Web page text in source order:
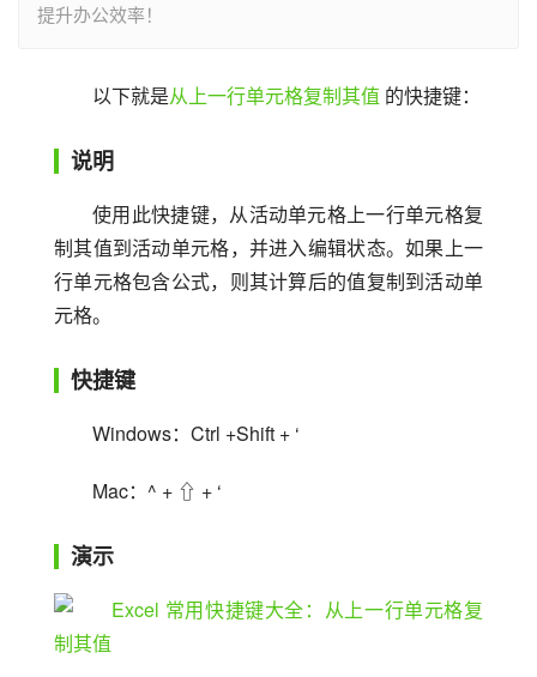
提升办公效率！
以下就是从上一行单元格复制其值 的快捷键：
说明
使用此快捷键，从活动单元格上一行单元格复
制其值到活动单元格，并进入编辑状态。如果上一
行单元格包含公式，则其计算后的值复制到活动单
元格。
快捷键
Windows：Ctrl +Shift + ‘
Mac：^ + ⇧ + ‘
演示